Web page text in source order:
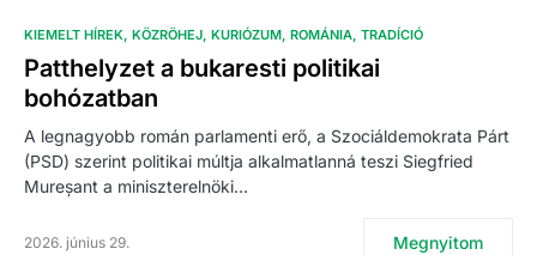
KIEMELT HÍREK KÖZRÖHEJ KURIÓZUM ROMÁNIA TRADÍCIÓ
Patthelyzet a bukaresti politikai
bohózatban
A legnagyobb román parlamenti erő, a Szociáldemokrata Párt
(PSD) szerint politikai múltja alkalmatlanná teszi Siegfried
Mureșant a miniszterelnöki…
2026. június 29. Megnyitom